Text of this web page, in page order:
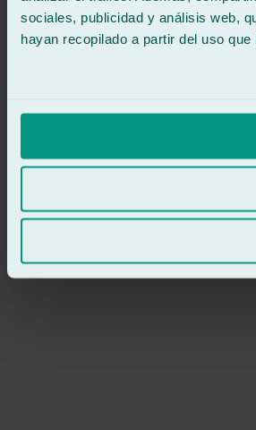
sociales, publicidad y análisis web,
hayan recopilado a partir del uso